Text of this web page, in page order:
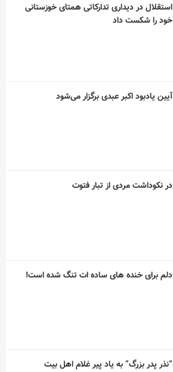
استقلال در دیداری تدارکاتی همتای خوزستانی
خود را شکست داد
آیین یادبود اکبر عبدی برگزار می‌شود
در نکوداشت مردی از تبار فتوت
دلم برای خنده های ساده ات تنگ شده است!
“نذر پدر بزرگ” به یاد پیر غلام اهل بیت